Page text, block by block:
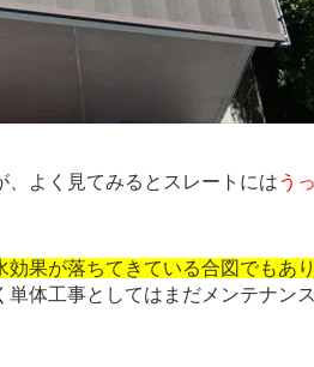
よく見てみるとスレートには う
効果が落ちてきている合図でもあ
体工事としてはまだメンテナン